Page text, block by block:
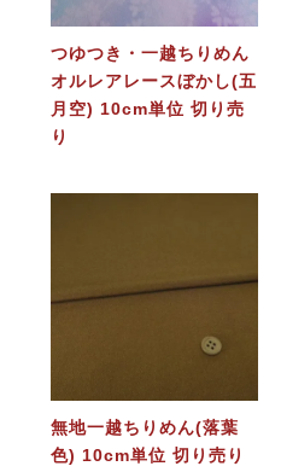
つゆつき・一越ちりめん
オルレアレースぼかし(五
月空) 10cm単位 切り売
り
無地一越ちりめん(落葉
色) 10cm単位 切り売り